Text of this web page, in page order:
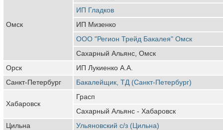
Омск
ИП Гладков
ИП Мизенко
ООО "Регион Трейд Бакалея" Омск
Сахарный Альянс, Омск
Орск
ИП Лукиенко А.А.
Санкт-Петербург
Бакалейщик, ТД (Санкт-Петербург)
Хабаровск
Грасп
Сахарный Альянс - Хабаровск
Цильна
Ульяновский с/з (Цильна)